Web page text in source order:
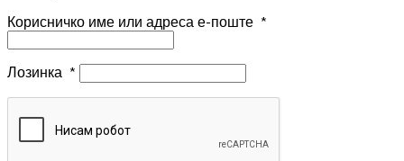
Корисничко име или адреса е-поште *
Лозинка *